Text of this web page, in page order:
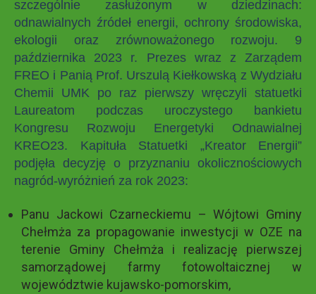
szczególnie zasłużonym w dziedzinach:
odnawialnych źródeł energii, ochrony środowiska,
ekologii oraz zrównoważonego rozwoju. 9
października 2023 r. Prezes wraz z Zarządem
FREO i Panią Prof. Urszulą Kiełkowską z Wydziału
Chemii UMK po raz pierwszy wręczyli statuetki
Laureatom podczas uroczystego bankietu
Kongresu Rozwoju Energetyki Odnawialnej
KREO23. Kapituła Statuetki „Kreator Energii”
podjęła decyzję o przyznaniu okolicznościowych
nagród-wyróżnień za rok 2023:
Panu Jackowi Czarneckiemu – Wójtowi Gminy
Chełmża za propagowanie inwestycji w OZE na
terenie Gminy Chełmża i realizację pierwszej
samorządowej farmy fotowoltaicznej w
województwie kujawsko-pomorskim,